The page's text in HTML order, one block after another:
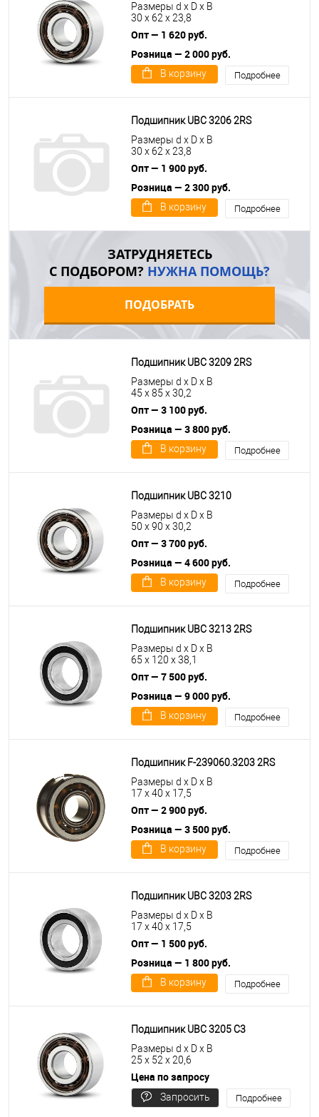
Размеры d x D x B
30 x 62 x 23,8
Опт — 1 620 руб.
Розница — 2 000 руб.
В корзину Подробнее
Подшипник UBC 3206 2RS
Размеры d x D x B
30 x 62 x 23,8
Опт — 1 900 руб.
Розница — 2 300 руб.
В корзину Подробнее
ЗАТРУДНЯЕТЕСЬ
С ПОДБОРОМ? НУЖНА ПОМОЩЬ?
ПОДОБРАТЬ
Подшипник UBC 3209 2RS
Размеры d x D x B
45 x 85 x 30,2
Опт — 3 100 руб.
Розница — 3 800 руб.
В корзину Подробнее
Подшипник UBC 3210
Размеры d x D x B
50 x 90 x 30,2
Опт — 3 700 руб.
Розница — 4 600 руб.
В корзину Подробнее
Подшипник UBC 3213 2RS
Размеры d x D x B
65 x 120 x 38,1
Опт — 7 500 руб.
Розница — 9 000 руб.
В корзину Подробнее
Подшипник F-239060.3203 2RS
Размеры d x D x B
17 x 40 x 17,5
Опт — 2 900 руб.
Розница — 3 500 руб.
В корзину Подробнее
Подшипник UBC 3203 2RS
Размеры d x D x B
17 x 40 x 17,5
Опт — 1 500 руб.
Розница — 1 800 руб.
В корзину Подробнее
Подшипник UBC 3205 C3
Размеры d x D x B
25 x 52 x 20,6
Цена по запросу
Запросить
Подробнее